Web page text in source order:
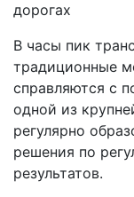
дорогах
В часы пик
традиционные
справляются с
одной из
регулярно
решения по
результатов.